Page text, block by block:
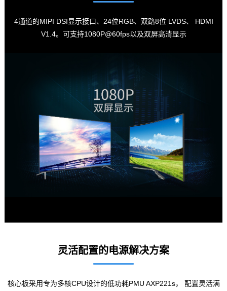
4通道的MIPI DSI显示接口、24位RGB、双路8位 LVDS、 HDMI
V1.4。可支持1080P@60fps以及双屏高清显示
灵活配置的电源解决方案
核心板采用专为多核CPU设计的低功耗PMU AXP221s， 配置灵活满